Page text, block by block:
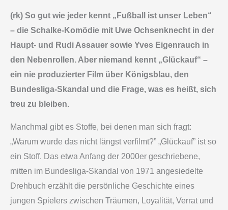
(rk) So gut wie jeder kennt „Fußball ist unser Leben“
– die Schalke-Komödie mit Uwe Ochsenknecht in der
Haupt- und Rudi Assauer sowie Yves Eigenrauch in
den Nebenrollen. Aber niemand kennt „Glückauf“ –
ein nie produzierter Film über Königsblau, den
Bundesliga-Skandal und die Frage, was es heißt, sich
treu zu bleiben.
Manchmal gibt es Stoffe, bei denen man sich fragt:
„Warum wurde das nicht längst verfilmt?” „Glückauf” ist so
ein Stoff. Das etwa Anfang der 2000er geschriebene,
mitten im Bundesliga-Skandal von 1971 angesiedelte
Drehbuch erzählt die persönliche Geschichte eines
jungen Spielers zwischen Träumen, Loyalität, Verrat und